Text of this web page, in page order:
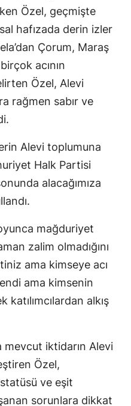
Özel, geçmişte
hafızada derin izler
Çorum, Maraş
acının
Özel, Alevi
rağmen sabır ve
Alevi toplumuna
Halk Partisi
alacağımıza
mağduriyet
zalim olmadığını
ama kimseye acı
ama kimsenin
katılımcılardan alkış
mevcut iktidarın Alevi
Özel,
ve eşit
sorunlara dikkat